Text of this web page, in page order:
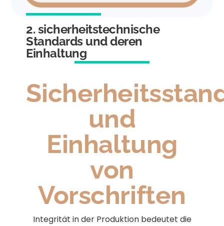
2. sicherheitstechnische
Standards und deren
Einhaltung
und
Einhaltung
von
Vorschriften
Integrität in der Produktion bedeutet die